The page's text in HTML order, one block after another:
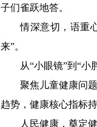
子们雀跃地答。
情深意切，语重
来”。
从“小眼镜”到“
聚焦儿童健康问
趋势，健康核心指标持
人民健康，奠定